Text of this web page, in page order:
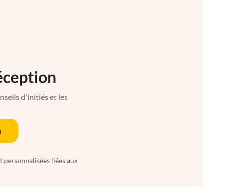
d'initiés et les
liées aux